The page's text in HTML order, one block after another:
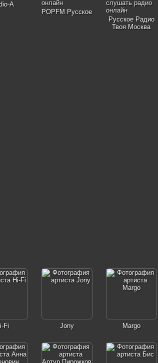
A
POPFM Русское
Русское Радио
Твоя Москва
Fi Jony Margo